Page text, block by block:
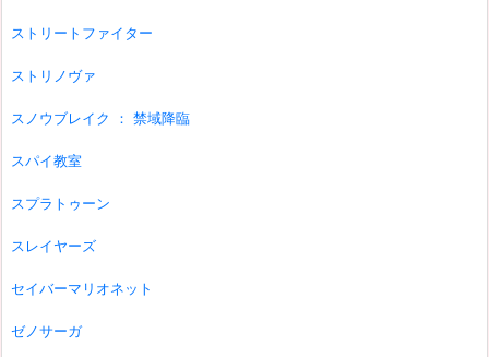
ストリートファイター
ストリノヴァ
スノウブレイク ： 禁域降臨
スパイ教室
スプラトゥーン
スレイヤーズ
セイバーマリオネット
ゼノサーガ